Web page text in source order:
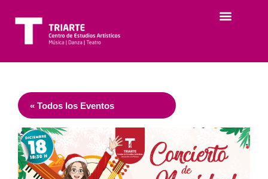
« Todos los Eventos